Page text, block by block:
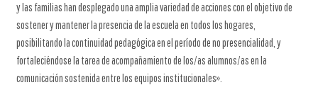
y las familias han desplegado una amplia variedad de acciones con el objetivo de
sostener y mantener la presencia de la escuela en todos los hogares,
posibilitando la continuidad pedagógica en el período de no presencialidad, y
fortaleciéndose la tarea de acompañamiento de los/as alumnos/as en la
comunicación sostenida entre los equipos institucionales».